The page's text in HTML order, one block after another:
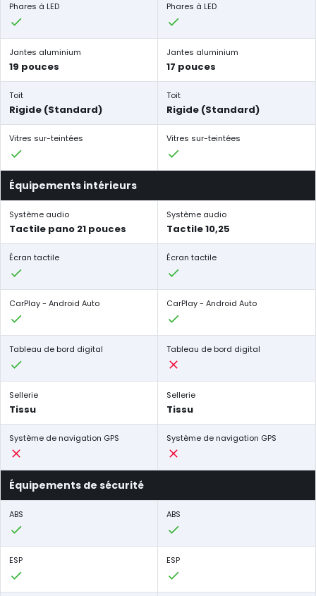
Phares à LED Phares à LED
Jantes aluminium
19 pouces
Jantes aluminium
17 pouces
Toit
Rigide (Standard)
Toit
Rigide (Standard)
Vitres sur-teintées Vitres sur-teintées
Équipements intérieurs
Système audio
Tactile pano 21 pouces
Système audio
Tactile 10,25
Écran tactile Écran tactile
CarPlay - Android Auto CarPlay - Android Auto
Tableau de bord digital Tableau de bord digital
Sellerie
Tissu
Sellerie
Tissu
Système de navigation GPS Système de navigation GPS
Équipements de sécurité
ABS ABS
ESP ESP